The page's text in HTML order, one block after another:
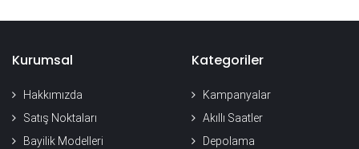
Kurumsal
Hakkımızda
Satış Noktaları
Bayilik Modelleri
Kategoriler
Kampanyalar
Akıllı Saatler
Depolama